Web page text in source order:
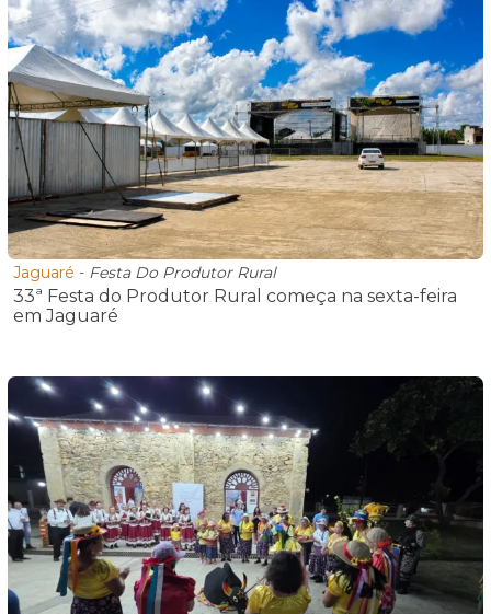
Jaguaré - Festa Do Produtor Rural
33ª Festa do Produtor Rural começa na sexta-feira
em Jaguaré